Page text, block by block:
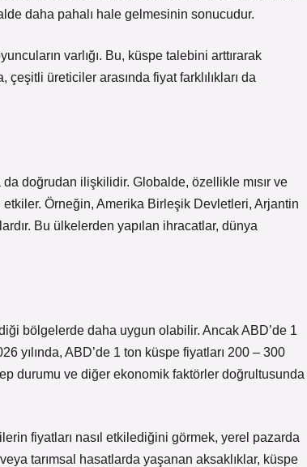
daha pahalı hale gelmesinin sonucudur.
varlığı. Bu, küspe talebini arttırarak
üreticiler arasında fiyat farklılıkları da
doğrudan ilişkilidir. Globalde, özellikle mısır ve
Örneğin, Amerika Birleşik Devletleri, Arjantin
Bu ülkelerden yapılan ihracatlar, dünya
bölgelerde daha uygun olabilir. Ancak ABD’de 1
yılında, ABD’de 1 ton küspe fiyatları 200 – 300
durumu ve diğer ekonomik faktörler doğrultusunda
fiyatları nasıl etkilediğini görmek, yerel pazarda
tarımsal hasatlarda yaşanan aksaklıklar, küspe